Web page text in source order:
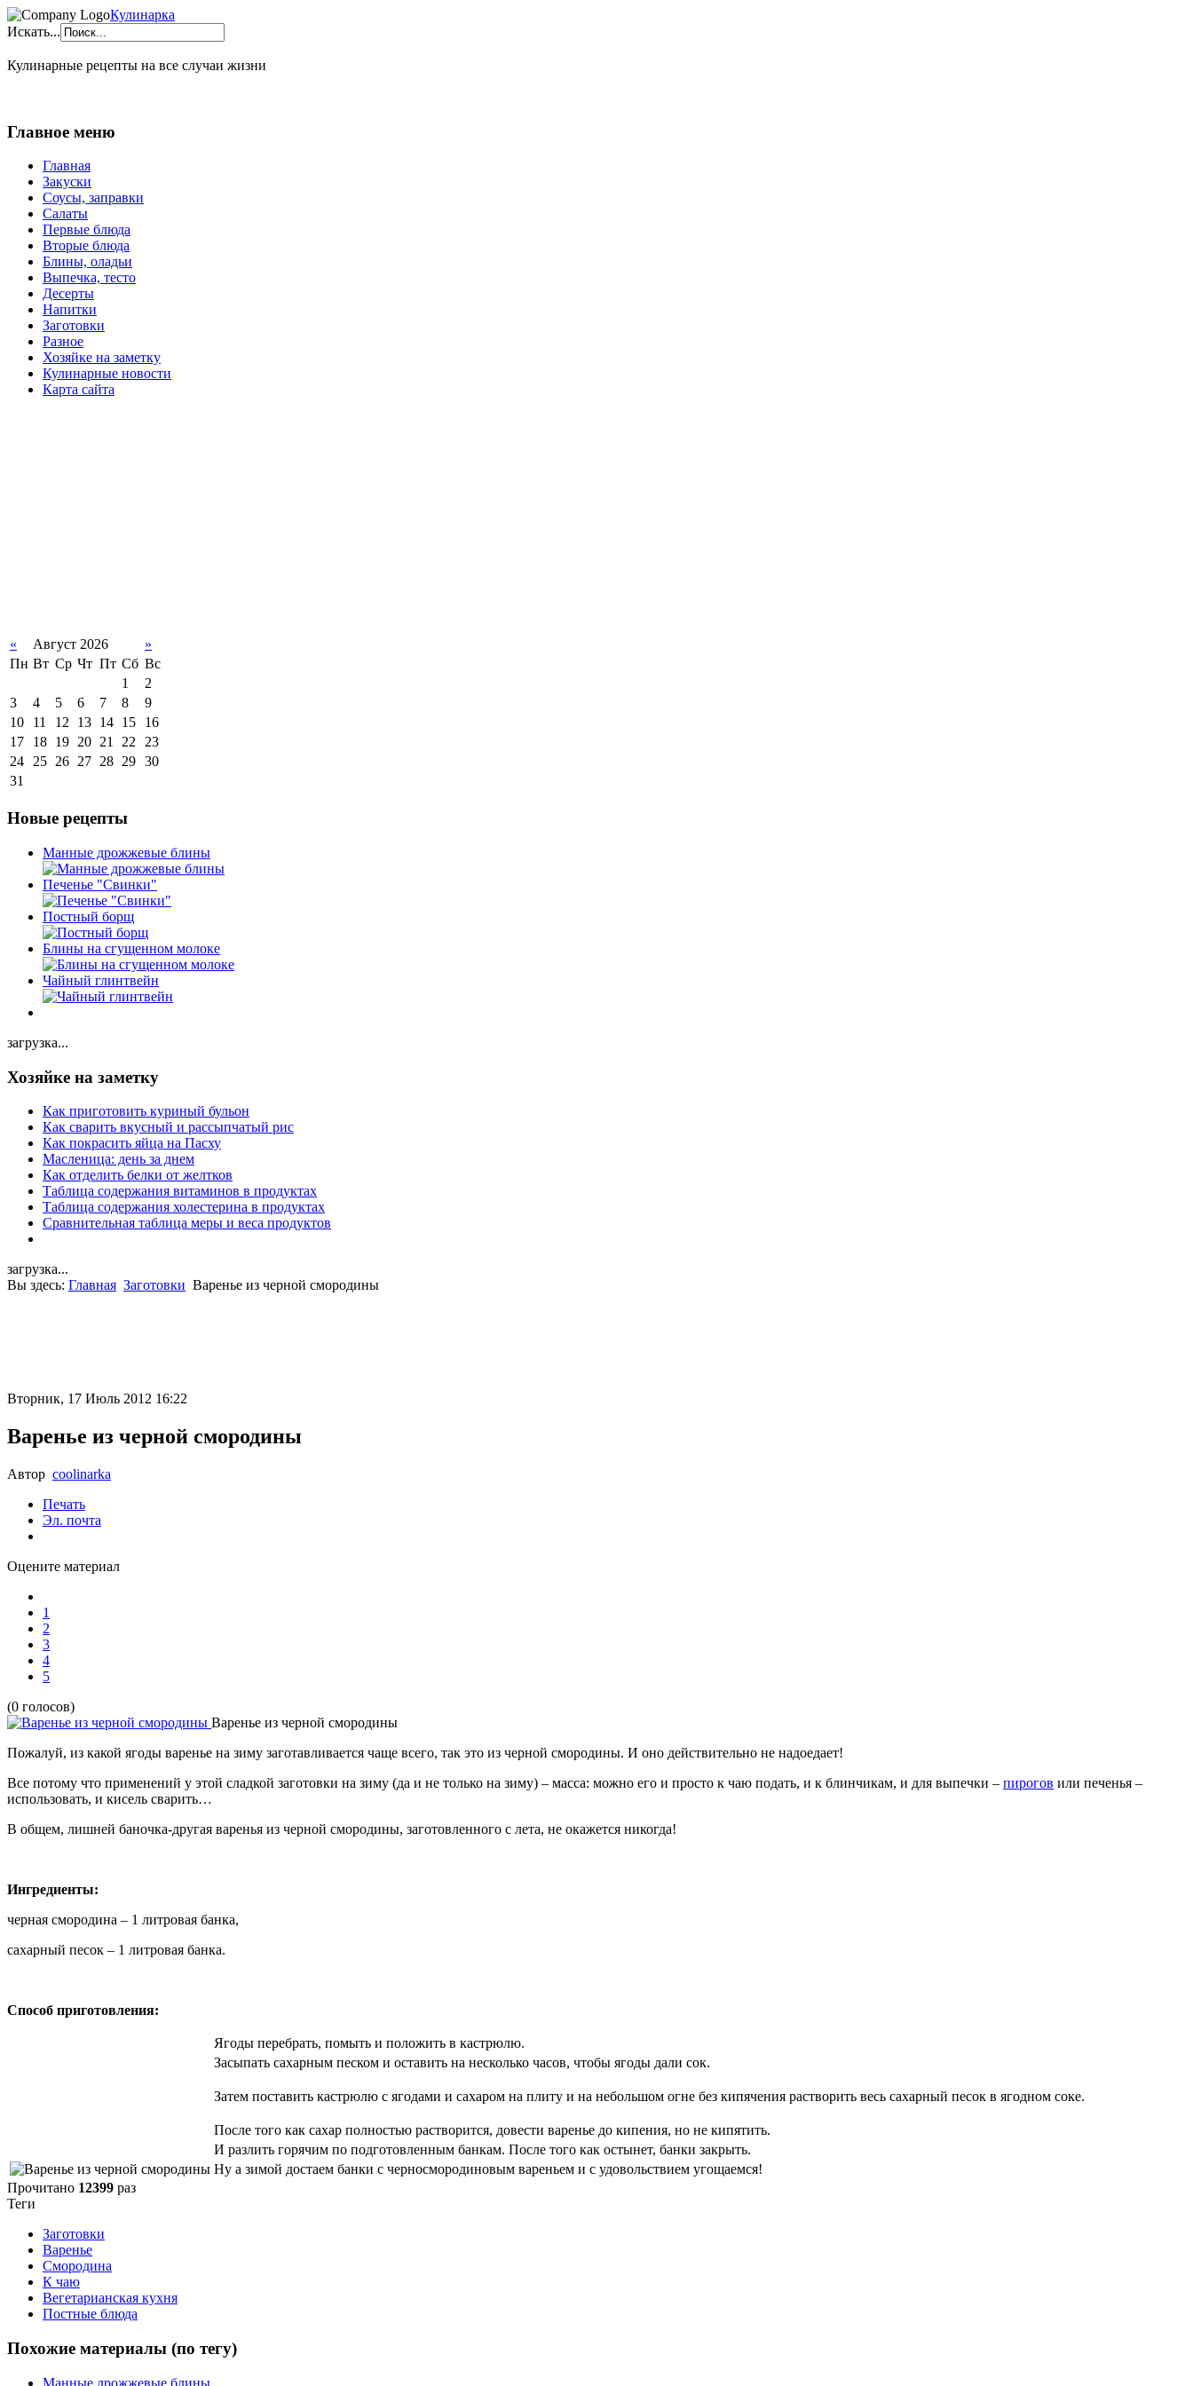
Кулинарка
Искать...
Кулинарные рецепты на все случаи жизни
Главное меню
Главная
Закуски
Соусы, заправки
Салаты
Первые блюда
Вторые блюда
Блины, оладьи
Выпечка, тесто
Десерты
Напитки
Заготовки
Разное
Хозяйке на заметку
Кулинарные новости
Карта сайта
« Август 2026
»
Пн Вт Ср Чт Пт Сб Вс
1
2
3
4 5 6 7 8
9
10
11 12 13 14 15
16
17
18 19 20 21 22 23
24 25 26 27 28 29 30
31
Новые рецепты
Манные дрожжевые блины
Печенье "Свинки"
Постный борщ
Блины на сгущенном молоке
Чайный глинтвейн
загрузка...
Хозяйке на заметку
Как приготовить куриный бульон
Как сварить вкусный и рассыпчатый рис
Как покрасить яйца на Пасху
Масленица: день за днем
Как отделить белки от желтков
Таблица содержания витаминов в продуктах
Таблица содержания холестерина в продуктах
Сравнительная таблица меры и веса продуктов
загрузка...
Вы здесь: Главная Заготовки Варенье из черной смородины
Вторник, 17 Июль 2012 16:22
Варенье из черной смородины
Автор coolinarka
Печать
Эл. почта
Оцените материал
1
2
3
4
5
(0 голосов)
Варенье из черной смородины
Пожалуй, из какой ягоды варенье на зиму заготавливается чаще всего, так это из черной смородины. И оно действительно не надоедает!
Все потому что применений у этой сладкой заготовки на зиму (да и не только на зиму) – масса: можно его и просто к чаю подать, и к блинчикам, и для выпечки – пирогов или печенья –
использовать, и кисель сварить…
В общем, лишней баночка-другая варенья из черной смородины, заготовленного с лета, не окажется никогда!
Ингредиенты:
черная смородина – 1 литровая банка,
сахарный песок – 1 литровая банка.
Способ приготовления:
Ягоды перебрать, помыть и положить в кастрюлю.
Засыпать сахарным песком и оставить на несколько часов, чтобы ягоды дали сок.
Затем поставить кастрюлю с ягодами и сахаром на плиту и на небольшом огне без кипячения растворить весь сахарный песок в ягодном соке.
После того как сахар полностью растворится, довести варенье до кипения, но не кипятить.
И разлить горячим по подготовленным банкам. После того как остынет, банки закрыть.
Ну а зимой достаем банки с черносмородиновым вареньем и с удовольствием угощаемся!
Прочитано 12399 раз
Теги
Заготовки
Варенье
Смородина
К чаю
Вегетарианская кухня
Постные блюда
Похожие материалы (по тегу)
Манные дрожжевые блины